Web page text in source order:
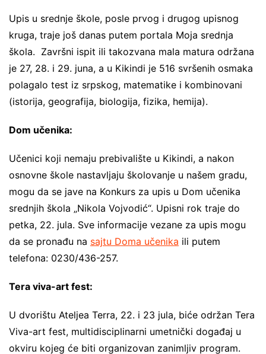
Upis u srednje škole, posle prvog i drugog upisnog
kruga, traje još danas putem portala Moja srednja
škola. Završni ispit ili takozvana mala matura održana
je 27, 28. i 29. juna, a u Kikindi je 516 svršenih osmaka
polagalo test iz srpskog, matematike i kombinovani
(istorija, geografija, biologija, fizika, hemija).
Dom učenika:
Učenici koji nemaju prebivalište u Kikindi, a nakon
osnovne škole nastavljaju školovanje u našem gradu,
mogu da se jave na Konkurs za upis u Dom učenika
srednjih škola „Nikola Vojvodić“. Upisni rok traje do
petka, 22. jula. Sve informacije vezane za upis mogu
da se pronađu na sajtu Doma učenika ili putem
telefona: 0230/436-257.
Tera viva-art fest:
U dvorištu Ateljea Terra, 22. i 23 jula, biće održan Tera
Viva-art fest, multidisciplinarni umetnički događaj u
okviru kojeg će biti organizovan zanimljiv program.